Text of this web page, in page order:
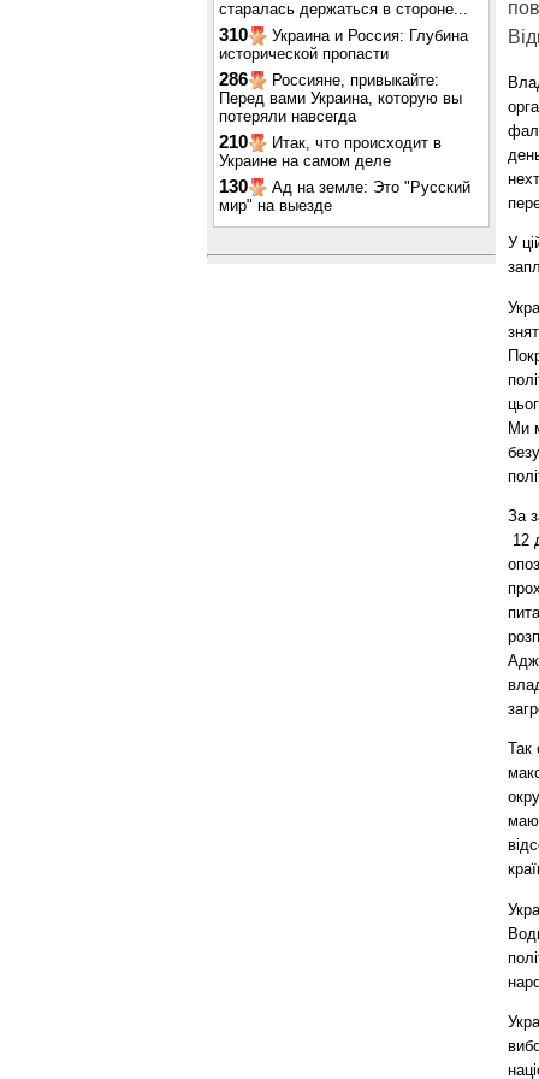
старалась держаться в стороне...
310
Украина и Россия: Глубина
исторической пропасти
286
Россияне, привыкайте:
Перед вами Украина, которую вы
потеряли навсегда
210
Итак, что происходит в
Украине на самом деле
130
Ад на земле: Это "Русский
мир" на выезде
У
Ми
За

Так